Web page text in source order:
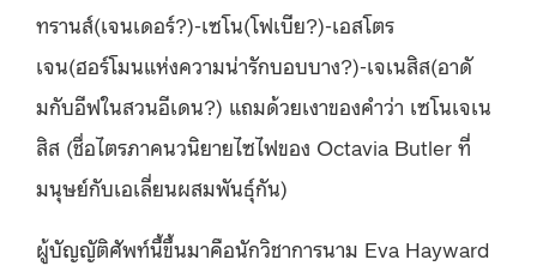
ทรานส์(เจนเดอร์?)-เซโน(โฟเบีย?)-เอสโตร
เจน(ฮอร์โมนแห่งความน่ารักบอบบาง?)-เจเนสิส(อาดั
มกับอีฟในสวนอีเดน?) แถมด้วยเงาของคำว่า เซโนเจเน
สิส (ชื่อไตรภาคนวนิยายไซไฟของ Octavia Butler ที่
มนุษย์กับเอเลี่ยนผสมพันธุ์กัน)
ผู้บัญญัติศัพท์นี้ขึ้นมาคือนักวิชาการนาม Eva Hayward